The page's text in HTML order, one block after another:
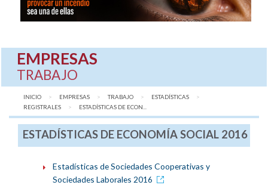
EMPRESAS
TRABAJO
INICIO EMPRESAS TRABAJO
ESTADÍSTICAS
REGISTRALES
AQUÍ:
ESTADÍSTICAS DE ECON...
ESTADÍSTICAS DE ECONOMÍA SOCIAL 2016
Estadísticas de Sociedades Cooperativas y
Sociedades Laborales 2016